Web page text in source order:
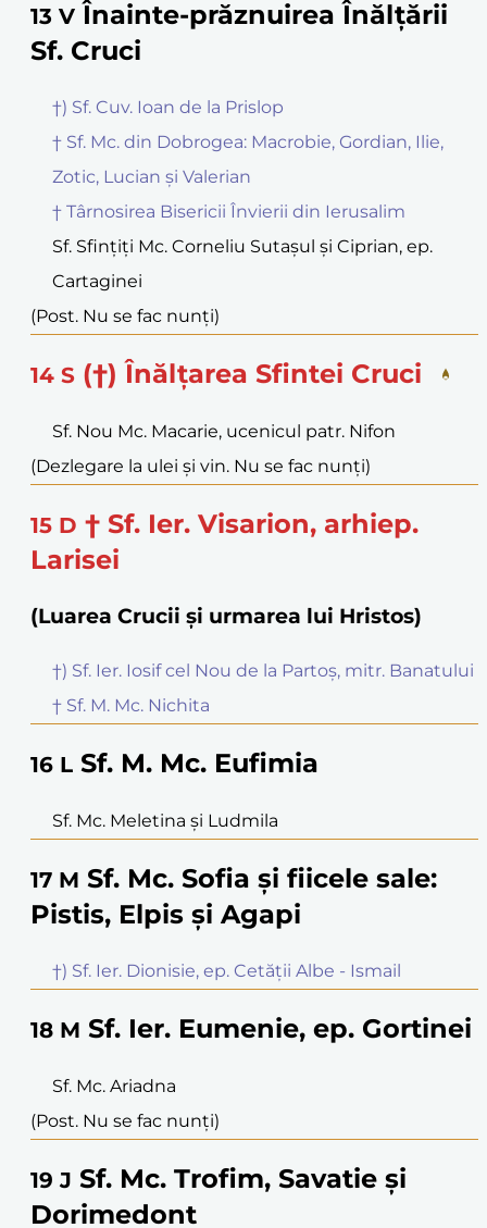
13 V Înainte-prăznuirea Înălțării
Sf. Cruci
†) Sf. Cuv. Ioan de la Prislop
† Sf. Mc. din Dobrogea: Macrobie, Gordian, Ilie,
Zotic, Lucian și Valerian
† Târnosirea Bisericii Învierii din Ierusalim
Sf. Sfințiți Mc. Corneliu Sutașul și Ciprian, ep.
Cartaginei
(Post. Nu se fac nunți)
14 S (†) Înălțarea Sfintei Cruci
Sf. Nou Mc. Macarie, ucenicul patr. Nifon
(Dezlegare la ulei și vin. Nu se fac nunți)
15 D † Sf. Ier. Visarion, arhiep.
Larisei
(Luarea Crucii și urmarea lui Hristos)
†) Sf. Ier. Iosif cel Nou de la Partoș, mitr. Banatului
† Sf. M. Mc. Nichita
16 L Sf. M. Mc. Eufimia
Sf. Mc. Meletina și Ludmila
17 M Sf. Mc. Sofia și fiicele sale:
Pistis, Elpis și Agapi
†) Sf. Ier. Dionisie, ep. Cetății Albe - Ismail
18 M Sf. Ier. Eumenie, ep. Gortinei
Sf. Mc. Ariadna
(Post. Nu se fac nunți)
19 J Sf. Mc. Trofim, Savatie și
Dorimedont